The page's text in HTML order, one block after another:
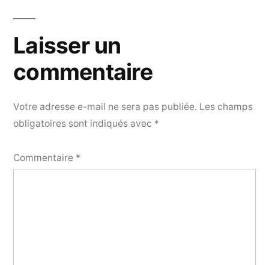
Laisser un
commentaire
Votre adresse e-mail ne sera pas publiée. Les champs
obligatoires sont indiqués avec *
Commentaire *